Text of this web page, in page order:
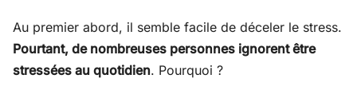
Au premier abord, il semble facile de déceler le stress.
Pourtant, de nombreuses personnes ignorent être
stressées au quotidien. Pourquoi ?